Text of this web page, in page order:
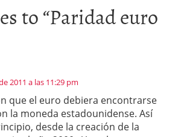
to “Paridad euro
2011 a las 11:29 pm
que el euro debiera encontrarse
la moneda estadounidense. Así
desde la creación de la